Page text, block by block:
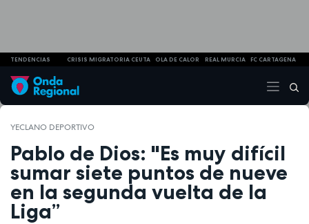
TENDENCIAS CRISIS MIGRATORIA CEUTA OLA DE CALOR REAL MURCIA FC CARTAGENA
YECLANO DEPORTIVO
Pablo de Dios: "Es muy difícil
sumar siete puntos de nueve
en la segunda vuelta de la
Liga”